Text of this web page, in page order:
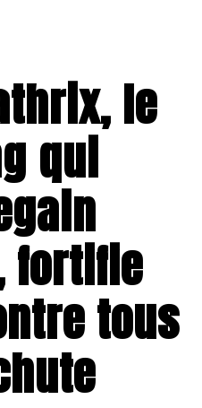
le
qui
fortifie
tous